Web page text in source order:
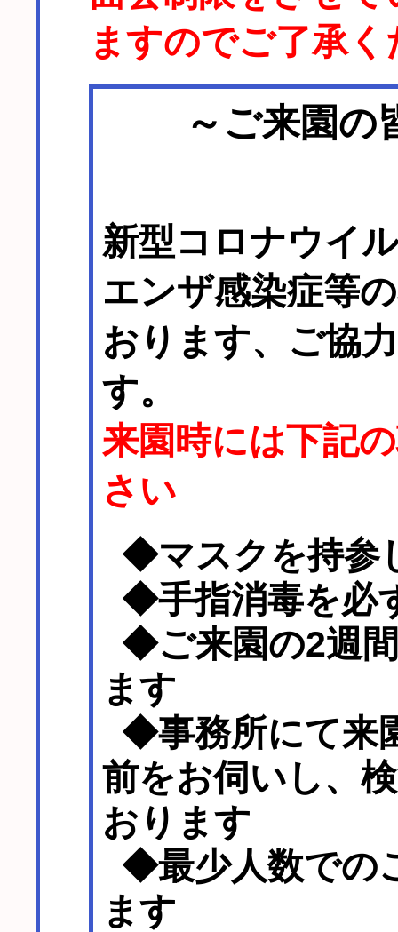
ますのでご了承
～ご来園の
新型コロナウイ
エンザ感染症等
おります、ご協
す。
来園時には下記
さい
◆マスクを持参
◆手指消毒を必
◆ご来園の2週
ます
◆事務所にて来
前をお伺いし、
おります
◆最少人数での
ます